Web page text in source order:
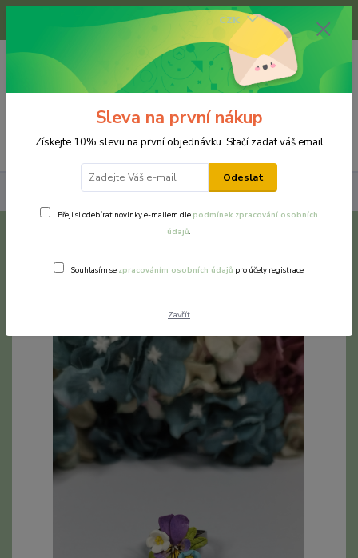
Menu
CZK
(Po-Pá, 8-16 hod.)
0 Kč
Chirurgická ocel a nerezová ocel Květinový prsten
Sleva na první nákup
Získejte 10% slevu na první objednávku. Stačí zadat váš email
Odeslat
Přeji si odebírat novinky e-mailem dle podmínek zpracování osobních
údajů.
Souhlasím se zpracováním osobních údajů pro účely registrace.
Zavřít